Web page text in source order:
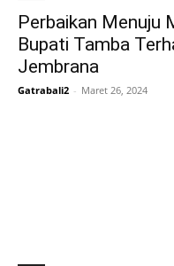
Perbaikan Menuju
Bupati Tamba
Jembrana
Gatrabali2 - Maret 26, 2024